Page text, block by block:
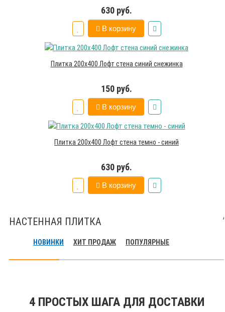
630 руб.
В корзину
Плитка 200х400 Лофт стена синий снежинка
150 руб.
В корзину
Плитка 200х400 Лофт стена темно - синий
630 руб.
В корзину
НАСТЕННАЯ ПЛИТКА
НОВИНКИ ХИТ ПРОДАЖ ПОПУЛЯРНЫЕ
4 ПРОСТЫХ ШАГА ДЛЯ ДОСТАВКИ